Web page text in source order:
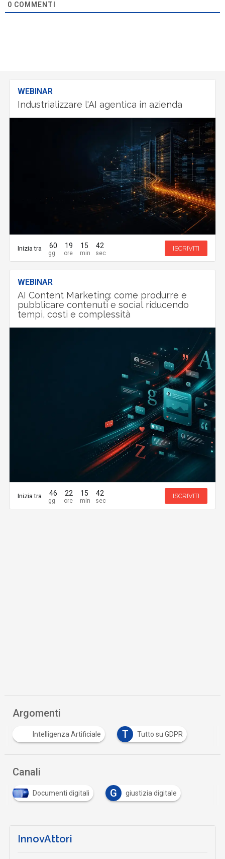
0 COMMENTI
WEBINAR
Industrializzare l'AI agentica in azienda
Inizia tra 60 19 15 41 ISCRIVITI
WEBINAR
AI Content Marketing: come produrre e
pubblicare contenuti e social riducendo
tempi, costi e complessità
Inizia tra 46 22 15 41 ISCRIVITI
Argomenti
Intelligenza Artificiale T Tutto su GDPR
Canali
Documenti digitali G giustizia digitale
InnovAttori